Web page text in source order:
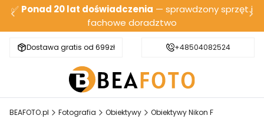
✅ Ponad 20 lat doświadczenia — sprawdzony sprzęt i
fachowe doradztwo
Dostawa gratis od 699zł Bezpieczna wysyłka
+48504082524
BEAFOTO.pl Fotografia Obiektywy Obiektywy Nikon F